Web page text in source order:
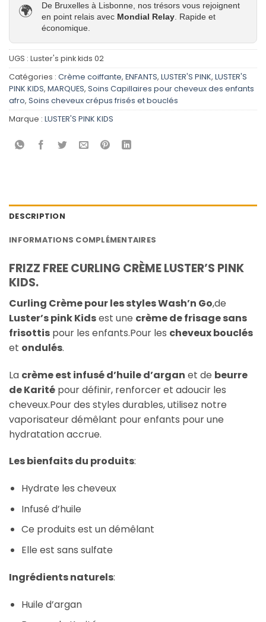
🌍
De Bruxelles à Lisbonne, nos trésors vous rejoignent
en point relais avec Mondial Relay. Rapide et
économique.
UGS : Luster's pink kids 02
Catégories : Crème coiffante, ENFANTS, LUSTER'S PINK, LUSTER'S
PINK KIDS, MARQUES, Soins Capillaires pour cheveux des enfants
afro, Soins cheveux crépus frisés et bouclés
Marque : LUSTER'S PINK KIDS
DESCRIPTION
INFORMATIONS COMPLÉMENTAIRES
FRIZZ FREE CURLING CRÈME LUSTER’S PINK
KIDS.
Curling Crème pour les styles Wash’n Go,de
Luster’s pink Kidsest une crème de frisage sans
frisottis pour les enfants.Pour les cheveux bouclés
et ondulés.
La crème est infusé d’huile d’argan et de beurre
de Karité pour définir, renforcer et adoucir les
cheveux.Pour des styles durables, utilisez notre
vaporisateur démêlant pour enfants pour une
hydratation accrue.
Les bienfaits du produits:
Hydrate les cheveux
Infusé d’huile
Ce produits est un démêlant
Elle est sans sulfate
Ingrédients naturels:
Huile d’argan